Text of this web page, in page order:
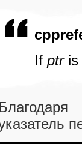
If ptris